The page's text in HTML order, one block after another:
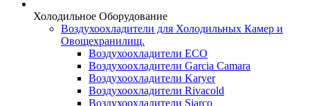
Холодильное Оборудование
Воздухоохладители для Холодильных Камер и
Овощехранилищ.
Воздухоохладители ECO
Воздухоохладители Garcia Camara
Воздухоохладители Karyer
Воздухоохладители Rivacold
Воздухоохладители Siarco